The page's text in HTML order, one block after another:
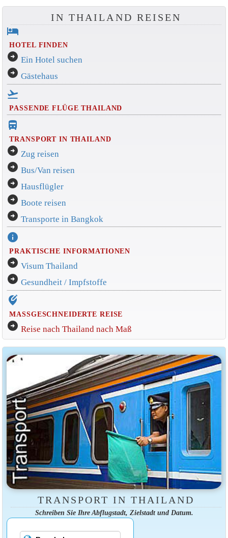
IN THAILAND REISEN
hotel
HOTEL FINDEN
arrow_circle_right Ein Hotel suchen
arrow_circle_right Gästehaus
flight_takeoff
PASSENDE FLÜGE THAILAND
directions_bus_filled
TRANSPORT IN THAILAND
arrow_circle_right Zug reisen
arrow_circle_right Bus/Van reisen
arrow_circle_right Hausflügler
arrow_circle_right Boote reisen
arrow_circle_right Transporte in Bangkok
info
PRAKTISCHE INFORMATIONEN
arrow_circle_right Visum Thailand
arrow_circle_right Gesundheit / Impfstoffe
edit_location_alt
MASSGESCHNEIDERTE REISE
arrow_circle_right Reise nach Thailand nach Maß
TRANSPORT IN THAILAND
Schreiben Sie Ihre Abflugstadt, Zielstadt und Datum.